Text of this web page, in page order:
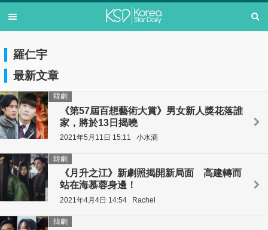
羅仁宇
最新文章
《第57屆百想藝術大賞》男女新人獎花落誰
家，將於13日揭曉
韓劇
2021年5月11日 15:11 小水滴
《月升之江》新劇照揭開新局面 高建轉而
站在海慕蓉身邊！
韓劇
2021年4月4日 14:54 Rachel
韓劇